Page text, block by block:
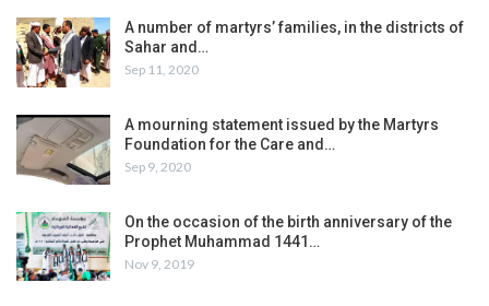
A number of martyrs’ families, in the districts of
Sahar and…
Sep 11, 2020
A mourning statement issued by the Martyrs
Foundation for the Care and…
Sep 9, 2020
On the occasion of the birth anniversary of the
Prophet Muhammad 1441…
Nov 9, 2019